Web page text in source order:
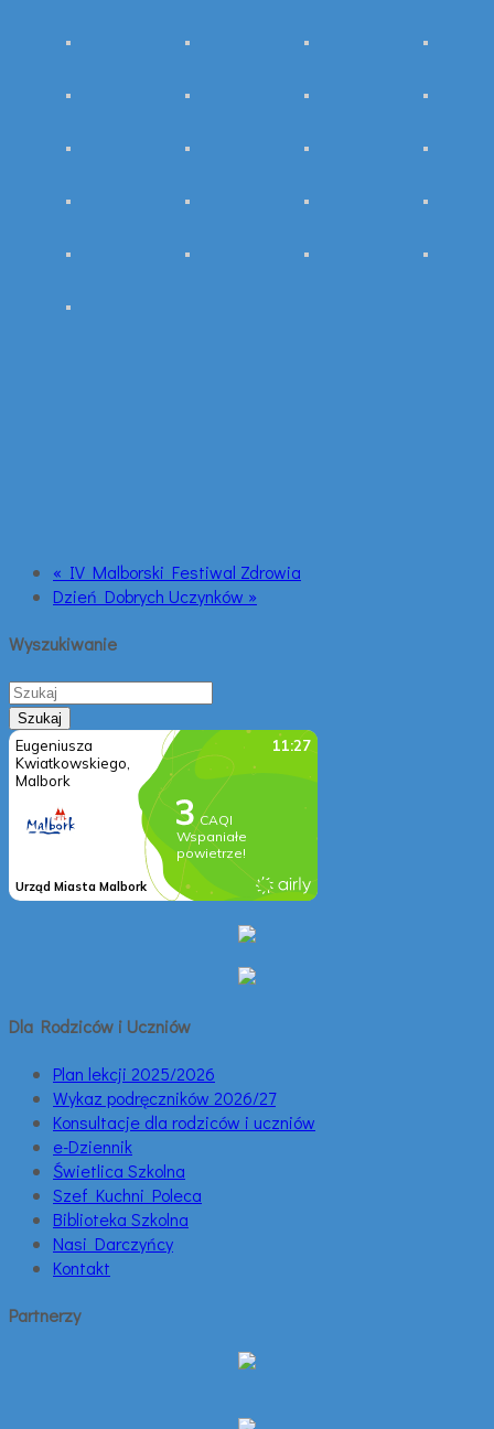
« IV Malborski Festiwal Zdrowia
Dzień Dobrych Uczynków »
Wyszukiwanie
Dla Rodziców i Uczniów
Plan lekcji 2025/2026
Wykaz podręczników 2026/27
Konsultacje dla rodziców i uczniów
e-Dziennik
Świetlica Szkolna
Szef Kuchni Poleca
Biblioteka Szkolna
Nasi Darczyńcy
Kontakt
Partnerzy